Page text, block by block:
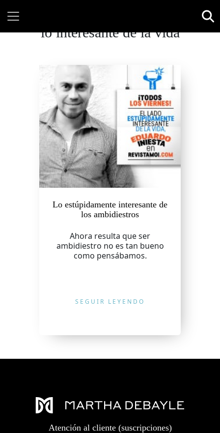
lo interesante de la vida
Lo estúpidamente interesante de
los ambidiestros
Ahora resulta que ser
ambidiestro no es tan bueno
como pensábamos.
SEGUIR LEYENDO
Atención al cliente (suscripciones)